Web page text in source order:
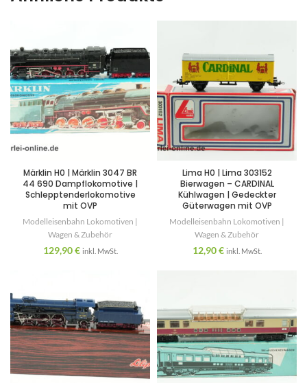
Märklin H0 | Märklin 3047 BR
44 690 Dampflokomotive |
Schlepptenderlokomotive
mit OVP
Modelleisenbahn Lokomotiven |
Wagen & Zubehör
129,90€ inkl. MwSt.
Lima H0 | Lima 303152
Bierwagen – CARDINAL
Kühlwagen | Gedeckter
Güterwagen mit OVP
Modelleisenbahn Lokomotiven |
Wagen & Zubehör
12,90€ inkl. MwSt.